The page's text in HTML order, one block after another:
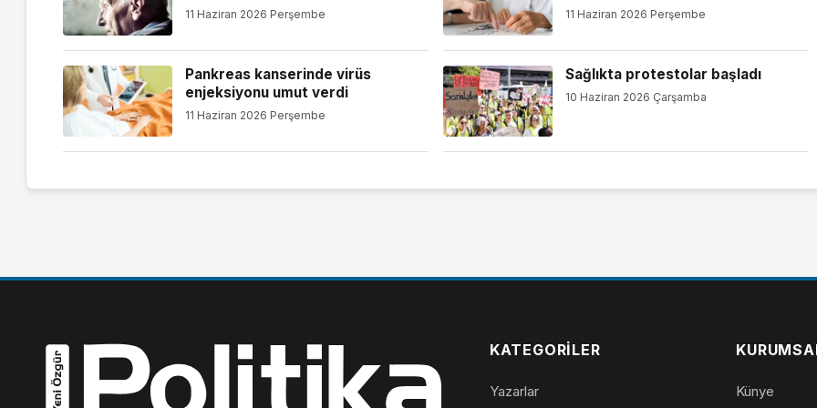
11 Haziran 2026 Perşembe 11 Haziran 2026 Perşembe
Pankreas kanserinde virüs
enjeksiyonu umut verdi
11 Haziran 2026 Perşembe
Sağlıkta protestolar başladı
10 Haziran 2026 Çarşamba
KATEGORILER
Yazarlar Künye